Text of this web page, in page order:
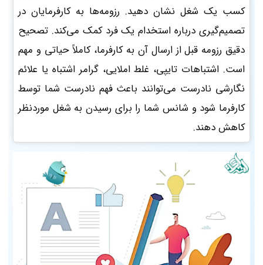
کسب یک شغل نشان دهید. رزومه‌ها به کارفرمایان در
تصمیم‌گیری درباره استخدام یک فرد کمک می‌کند. تصحیح
دقیق رزومه قبل از ارسال آن به کارفرما، کاملاً حیاتی و مهم
است. اشتباهات تایپی، غلط املایی، گرامر اشتباه یا علائم
نگارشی نادرست می‌توانند باعث فهم نادرست شما توسط
کارفرما شود و شانس شما را برای رسیدن به شغل موردنظر
کاهش دهند.